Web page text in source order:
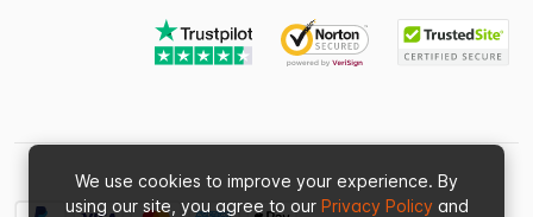
We use cookies to improve your experience. By
using our site, you agree to our Privacy Policyand